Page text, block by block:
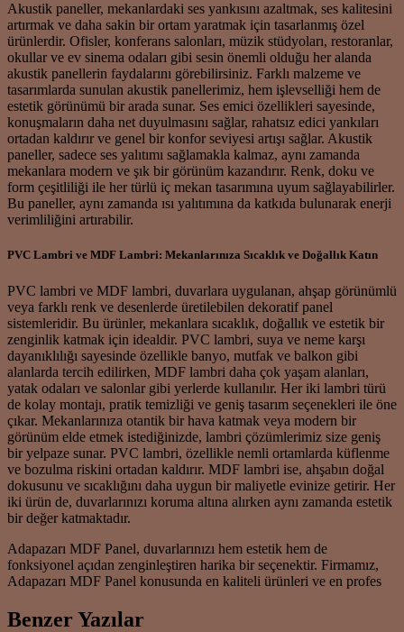
Akustik paneller, mekanlardaki ses yankısını azaltmak, ses kalitesini
artırmak ve daha sakin bir ortam yaratmak için tasarlanmış özel
ürünlerdir. Ofisler, konferans salonları, müzik stüdyoları, restoranlar,
okullar ve ev sinema odaları gibi sesin önemli olduğu her alanda
akustik panellerin faydalarını görebilirsiniz. Farklı malzeme ve
tasarımlarda sunulan akustik panellerimiz, hem işlevselliği hem de
estetik görünümü bir arada sunar. Ses emici özellikleri sayesinde,
konuşmaların daha net duyulmasını sağlar, rahatsız edici yankıları
ortadan kaldırır ve genel bir konfor seviyesi artışı sağlar. Akustik
paneller, sadece ses yalıtımı sağlamakla kalmaz, aynı zamanda
mekanlara modern ve şık bir görünüm kazandırır. Renk, doku ve
form çeşitliliği ile her türlü iç mekan tasarımına uyum sağlayabilirler.
Bu paneller, aynı zamanda ısı yalıtımına da katkıda bulunarak enerji
verimliliğini artırabilir.
PVC Lambri ve MDF Lambri: Mekanlarınıza Sıcaklık ve Doğallık Katın
PVC lambri ve MDF lambri, duvarlara uygulanan, ahşap görünümlü
veya farklı renk ve desenlerde üretilebilen dekoratif panel
sistemleridir. Bu ürünler, mekanlara sıcaklık, doğallık ve estetik bir
zenginlik katmak için idealdir. PVC lambri, suya ve neme karşı
dayanıklılığı sayesinde özellikle banyo, mutfak ve balkon gibi
alanlarda tercih edilirken, MDF lambri daha çok yaşam alanları,
yatak odaları ve salonlar gibi yerlerde kullanılır. Her iki lambri türü
de kolay montajı, pratik temizliği ve geniş tasarım seçenekleri ile öne
çıkar. Mekanlarınıza otantik bir hava katmak veya modern bir
görünüm elde etmek istediğinizde, lambri çözümlerimiz size geniş
bir yelpaze sunar. PVC lambri, özellikle nemli ortamlarda küflenme
ve bozulma riskini ortadan kaldırır. MDF lambri ise, ahşabın doğal
dokusunu ve sıcaklığını daha uygun bir maliyetle evinize getirir. Her
iki ürün de, duvarlarınızı koruma altına alırken aynı zamanda estetik
bir değer katmaktadır.
Adapazarı MDF Panel, duvarlarınızı hem estetik hem de
fonksiyonel açıdan zenginleştiren harika bir seçenektir. Firmamız,
Adapazarı MDF Panel konusunda en kaliteli ürünleri ve en profes
Benzer Yazılar